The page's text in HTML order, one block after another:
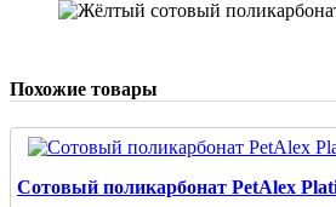
Похожие товары
Сотовый поликарбонат PetAlex